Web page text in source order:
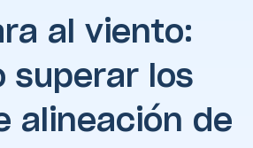
al viento:
superar los
alineación de